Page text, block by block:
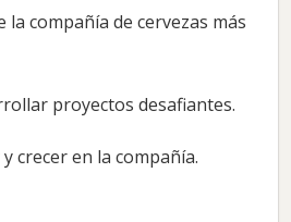
compañía de cervezas más
proyectos desafiantes.
crecer en la compañía.